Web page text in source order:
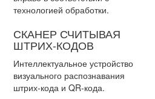
технологией обработки.
СКАНЕР СЧИТЫВАЯ
ШТРИХ-КОДОВ
Интеллектуальное устройство
визуального распознавания
штрих-кода и QR-кода.